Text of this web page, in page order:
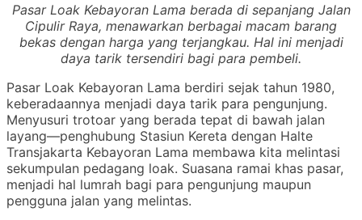
Pasar Loak Kebayoran Lama berada di sepanjang Jalan
Cipulir Raya, menawarkan berbagai macam barang
bekas dengan harga yang terjangkau. Hal ini menjadi
daya tarik tersendiri bagi para pembeli.
Pasar Loak Kebayoran Lama berdiri sejak tahun 1980,
keberadaannya menjadi daya tarik para pengunjung.
Menyusuri trotoar yang berada tepat di bawah jalan
layang—penghubung Stasiun Kereta dengan Halte
Transjakarta Kebayoran Lama membawa kita melintasi
sekumpulan pedagang loak. Suasana ramai khas pasar,
menjadi hal lumrah bagi para pengunjung maupun
pengguna jalan yang melintas.